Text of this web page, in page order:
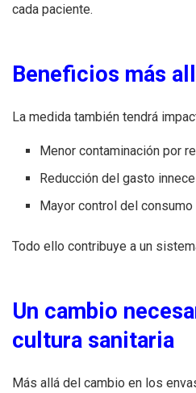
cada paciente.
Beneficios más
La medida también tendrá
Menor contaminación por
Reducción del gasto
Mayor control del
Todo ello contribuye a un
Un cambio
cultura sanitaria
Más allá del cambio en los